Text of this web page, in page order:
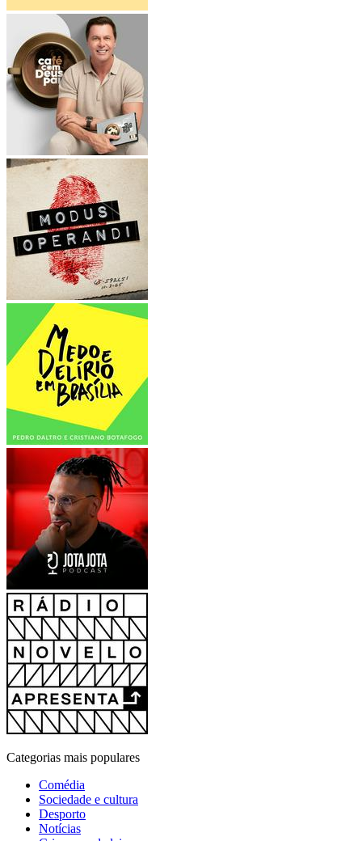
Categorias mais populares
Comédia
Sociedade e cultura
Desporto
Notícias